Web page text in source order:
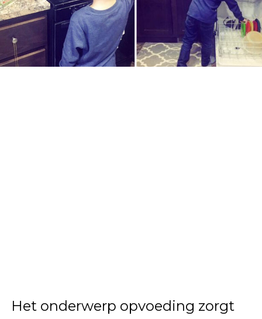
Het onderwerp opvoeding zorgt